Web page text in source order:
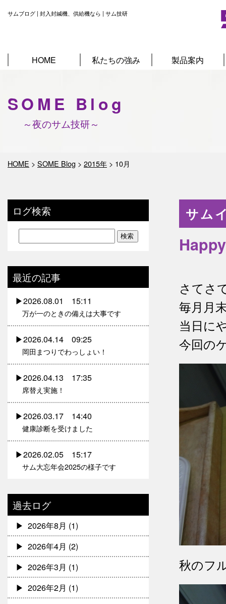
サムブログ | 封入封緘機、供給機なら | サム技研
HOME 私たちの強み 製品案内
SOME Blog
～夜のサム技研～
HOME > SOME Blog > 2015年 > 10月
サム
さてさ
毎月月
当日に
今回の
秋のフ
ログ検索
最近の記事
2026.08.01 15:11
万が一のときの備えは大事です
2026.04.14 09:25
岡田まつりでわっしょい！
2026.04.13 17:35
席替え実施！
2026.03.17 14:40
健康診断を受けました
2026.02.05 15:17
サム大忘年会2025の様子です
過去ログ
2026年8月 (1)
2026年4月 (2)
2026年3月 (1)
2026年2月 (1)